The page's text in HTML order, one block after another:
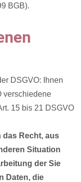
BGB).
DSGVO: Ihnen
verschiedene
15 bis 21 DSGVO
Recht, aus
Situation
der Sie
Daten, die